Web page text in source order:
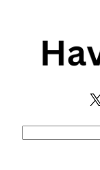
X